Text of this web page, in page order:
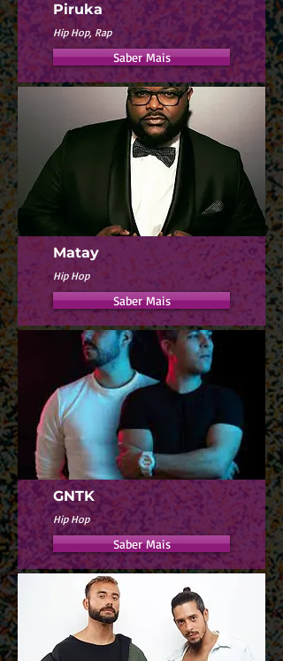
Piruka
Hip Hop, Rap
Saber Mais
Matay
Hip Hop
Saber Mais
GNTK
Hip Hop
Saber Mais